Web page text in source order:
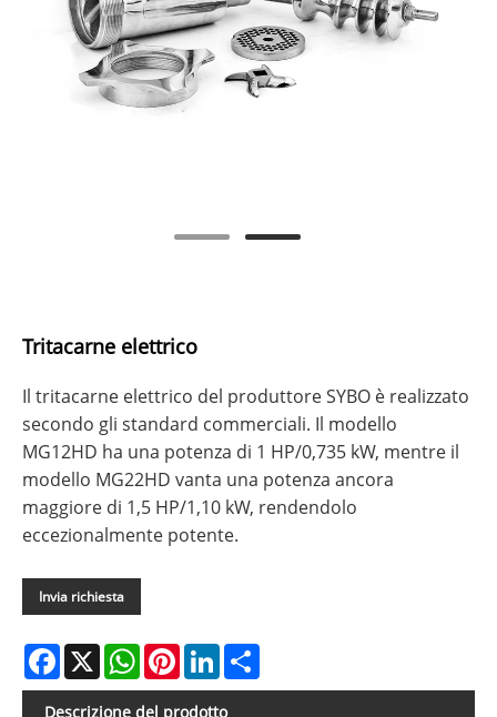
Tritacarne elettrico
Il tritacarne elettrico del produttore SYBO è realizzato
secondo gli standard commerciali. Il modello
MG12HD ha una potenza di 1 HP/0,735 kW, mentre il
modello MG22HD vanta una potenza ancora
maggiore di 1,5 HP/1,10 kW, rendendolo
eccezionalmente potente.
Invia richiesta
Facebook
X WhatsAppPinterestLinkedIn
Descrizione del prodotto